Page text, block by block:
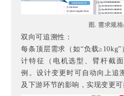
图. 需求规格
双向可追溯性：
每条顶层需求（如“负载
计特征（电机选型、臂杆截
例。设计变更时可自动向上追
及下游环节的影响，实现变更可